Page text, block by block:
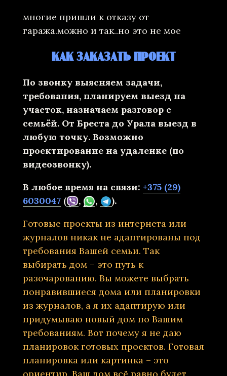
многие пришли к отказу от
гаража.можно и так..но это не мое
КАК ЗАКАЗАТЬ ПРОЕКТ
По звонку выясняем задачи,
требования, планируем выезд на
участок, назначаем разговор с
семьёй. От Бреста до Урала выезд в
любую точку. Возможно
проектирование на удаленке (по
видеозвонку).
В любое время на связи: +375 (29)
6030047( , ,
).
Готовые проекты из интернета или
журналов никак не адаптированы под
требования Вашей семьи. Так
выбирать дом – это путь к
разочарованию. Вы можете выбрать
понравившиеся дома или планировки
из журналов, а я их адаптирую или
придумываю новый дом по Вашим
требованиям. Вот почему я не даю
планировок готовых проектов. Готовая
планировка или картинка – это